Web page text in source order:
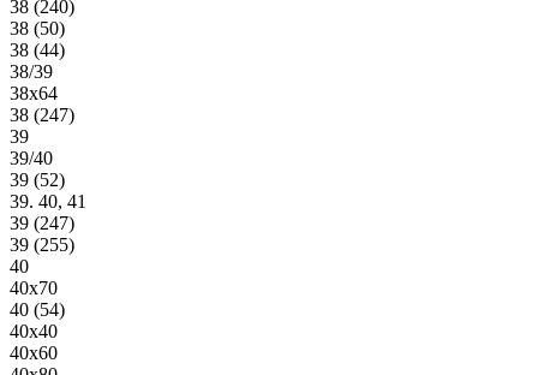
38 (240)
38 (50)
38 (44)
38/39
38х64
38 (247)
39
39/40
39 (52)
39. 40, 41
39 (247)
39 (255)
40
40х70
40 (54)
40х40
40х60